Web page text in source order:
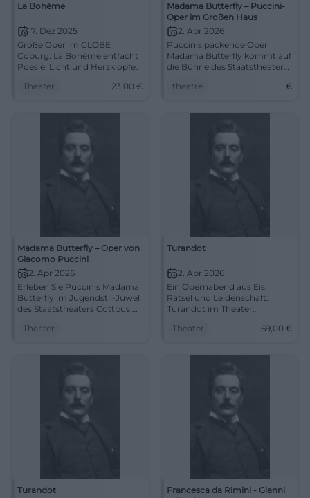
La Bohème
17. Dez 2025
Große Oper im GLOBE
Coburg: La Bohème entfacht
Poesie, Licht und Herzklopfen.
€. Berührendes Musiktheater
#CoburgOper
Theater 23,00 €
Madama Butterfly – Puccini-
Oper im Großen Haus
2. Apr 2026
Puccinis packende Oper
Madama Butterfly kommt auf
die Bühne des Staatstheaters
Ihre Tickets!
theatre €
Madama Butterfly – Oper von
Giacomo Puccini
2. Apr 2026
Erleben Sie Puccinis Madama
Butterfly im Jugendstil-Juwel
des Staatstheaters Cottbus:
große Gefühle. Do,
Unvergessliches Musiktheater
#CottbusKultur
Theater
Turandot
2. Apr 2026
Ein Opernabend aus Eis,
Rätsel und Leidenschaft:
Turandot im Theater
Klanggewalt live auf die
#Oper
Theater 69,00 €
Turandot
Francesca da Rimini - Gianni